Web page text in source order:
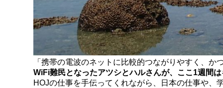
「携帯の電波のネットに比較的つながりやすく、か
WiFi難民となったアツシとハルさんが、ここ1週間
HOJの仕事を手伝ってくれながら、日本の仕事や、